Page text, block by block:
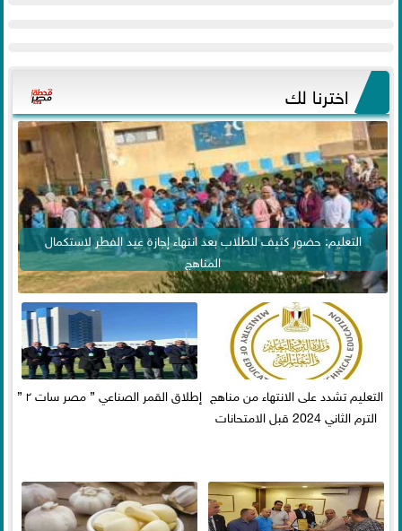
اخترنا لك
التعليم: حضور كثيف للطلاب بعد انتهاء إجازة عيد الفطر لاستكمال
المناهج
التعليم تشدد على الانتهاء من مناهج
الترم الثاني 2024 قبل الامتحانات
إطلاق القمر الصناعي ” مصر سات ٢ ”